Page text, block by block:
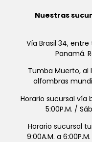
Nuestras
Vía Brasil 34,
Panamá.
Tumba Muerto, al
alfombras
Horario sucursal vía
5:00P.M. /
Horario sucursal
9:00A.M. a